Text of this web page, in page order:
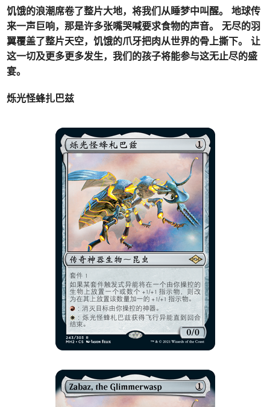
饥饿的浪潮席卷了整片大地，将我们从睡梦中叫醒。 地球传
来一声巨响，那是许多张嘴哭喊要求食物的声音。 无尽的羽
翼覆盖了整片天空，饥饿的爪牙把肉从世界的骨上撕下。 让
这一切及更多更多发生，我们的孩子将能参与这无止尽的盛
宴。
烁光怪蜂扎巴兹